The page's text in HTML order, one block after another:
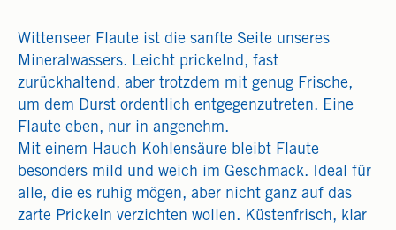
Wittenseer Flaute ist die sanfte Seite unseres
Mineralwassers. Leicht prickelnd, fast
zurückhaltend, aber trotzdem mit genug Frische,
um dem Durst ordentlich entgegenzutreten. Eine
Flaute eben, nur in angenehm.
Mit einem Hauch Kohlensäure bleibt Flaute
besonders mild und weich im Geschmack. Ideal für
alle, die es ruhig mögen, aber nicht ganz auf das
zarte Prickeln verzichten wollen. Küstenfrisch, klar